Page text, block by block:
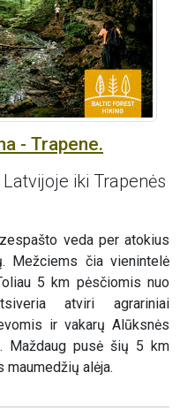
- Trapene.
iki Trapenės
veda per atokius
Mežciems čia vienintelė
5 km pėsčiomis nuo
atviri agrariniai
ir vakarų Alūksnės
Maždaug pusė šių 5 km
maumedžių alėja.